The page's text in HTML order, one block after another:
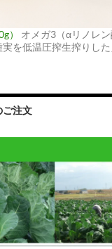
）
オメガ3（αリノレ
を低温圧搾生搾りした
ご注文